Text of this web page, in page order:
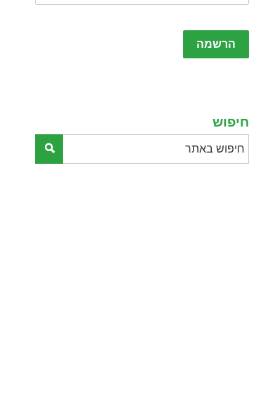
Please
leave
חיפוש